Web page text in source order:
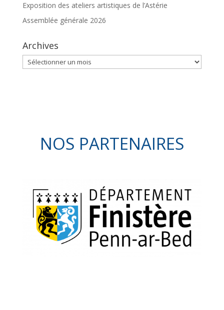
Exposition des ateliers artistiques de l’Astérie
Assemblée générale 2026
Archives
Archives
NOS PARTENAIRES